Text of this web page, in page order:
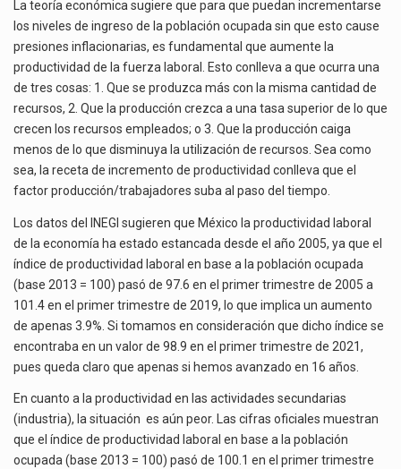
El gobierno de Estados Unidos anunciará un arancel del 15 % sobre los productos fabricados…
El Departamento de Agricultura de Estados Unidos (USDA) suspendió el 5 de agosto de 2026…
Las exportaciones mexicanas de vehículos ligeros disminuyeron 9.67 % en julio a tasa anual, alcanzando…
MANUFACTURERA
EN
MÉXICO
La teoría económica sugiere que para que puedan incrementarse
los niveles de ingreso de la población ocupada sin que esto cause
presiones inflacionarias, es fundamental que aumente la
productividad de la fuerza laboral. Esto conlleva a que ocurra una
de tres cosas: 1. Que se produzca más con la misma cantidad de
recursos, 2. Que la producción crezca a una tasa superior de lo que
crecen los recursos empleados; o 3. Que la producción caiga
menos de lo que disminuya la utilización de recursos. Sea como
sea, la receta de incremento de productividad conlleva que el
factor producción/trabajadores suba al paso del tiempo.
Los datos del INEGI sugieren que México la productividad laboral
de la economía ha estado estancada desde el año 2005, ya que el
índice de productividad laboral en base a la población ocupada
(base 2013 = 100) pasó de 97.6 en el primer trimestre de 2005 a
101.4 en el primer trimestre de 2019, lo que implica un aumento
de apenas 3.9%. Si tomamos en consideración que dicho índice se
encontraba en un valor de 98.9 en el primer trimestre de 2021,
pues queda claro que apenas si hemos avanzado en 16 años.
En cuanto a la productividad en las actividades secundarias
(industria), la situación es aún peor. Las cifras oficiales muestran
que el índice de productividad laboral en base a la población
ocupada (base 2013 = 100) pasó de 100.1 en el primer trimestre